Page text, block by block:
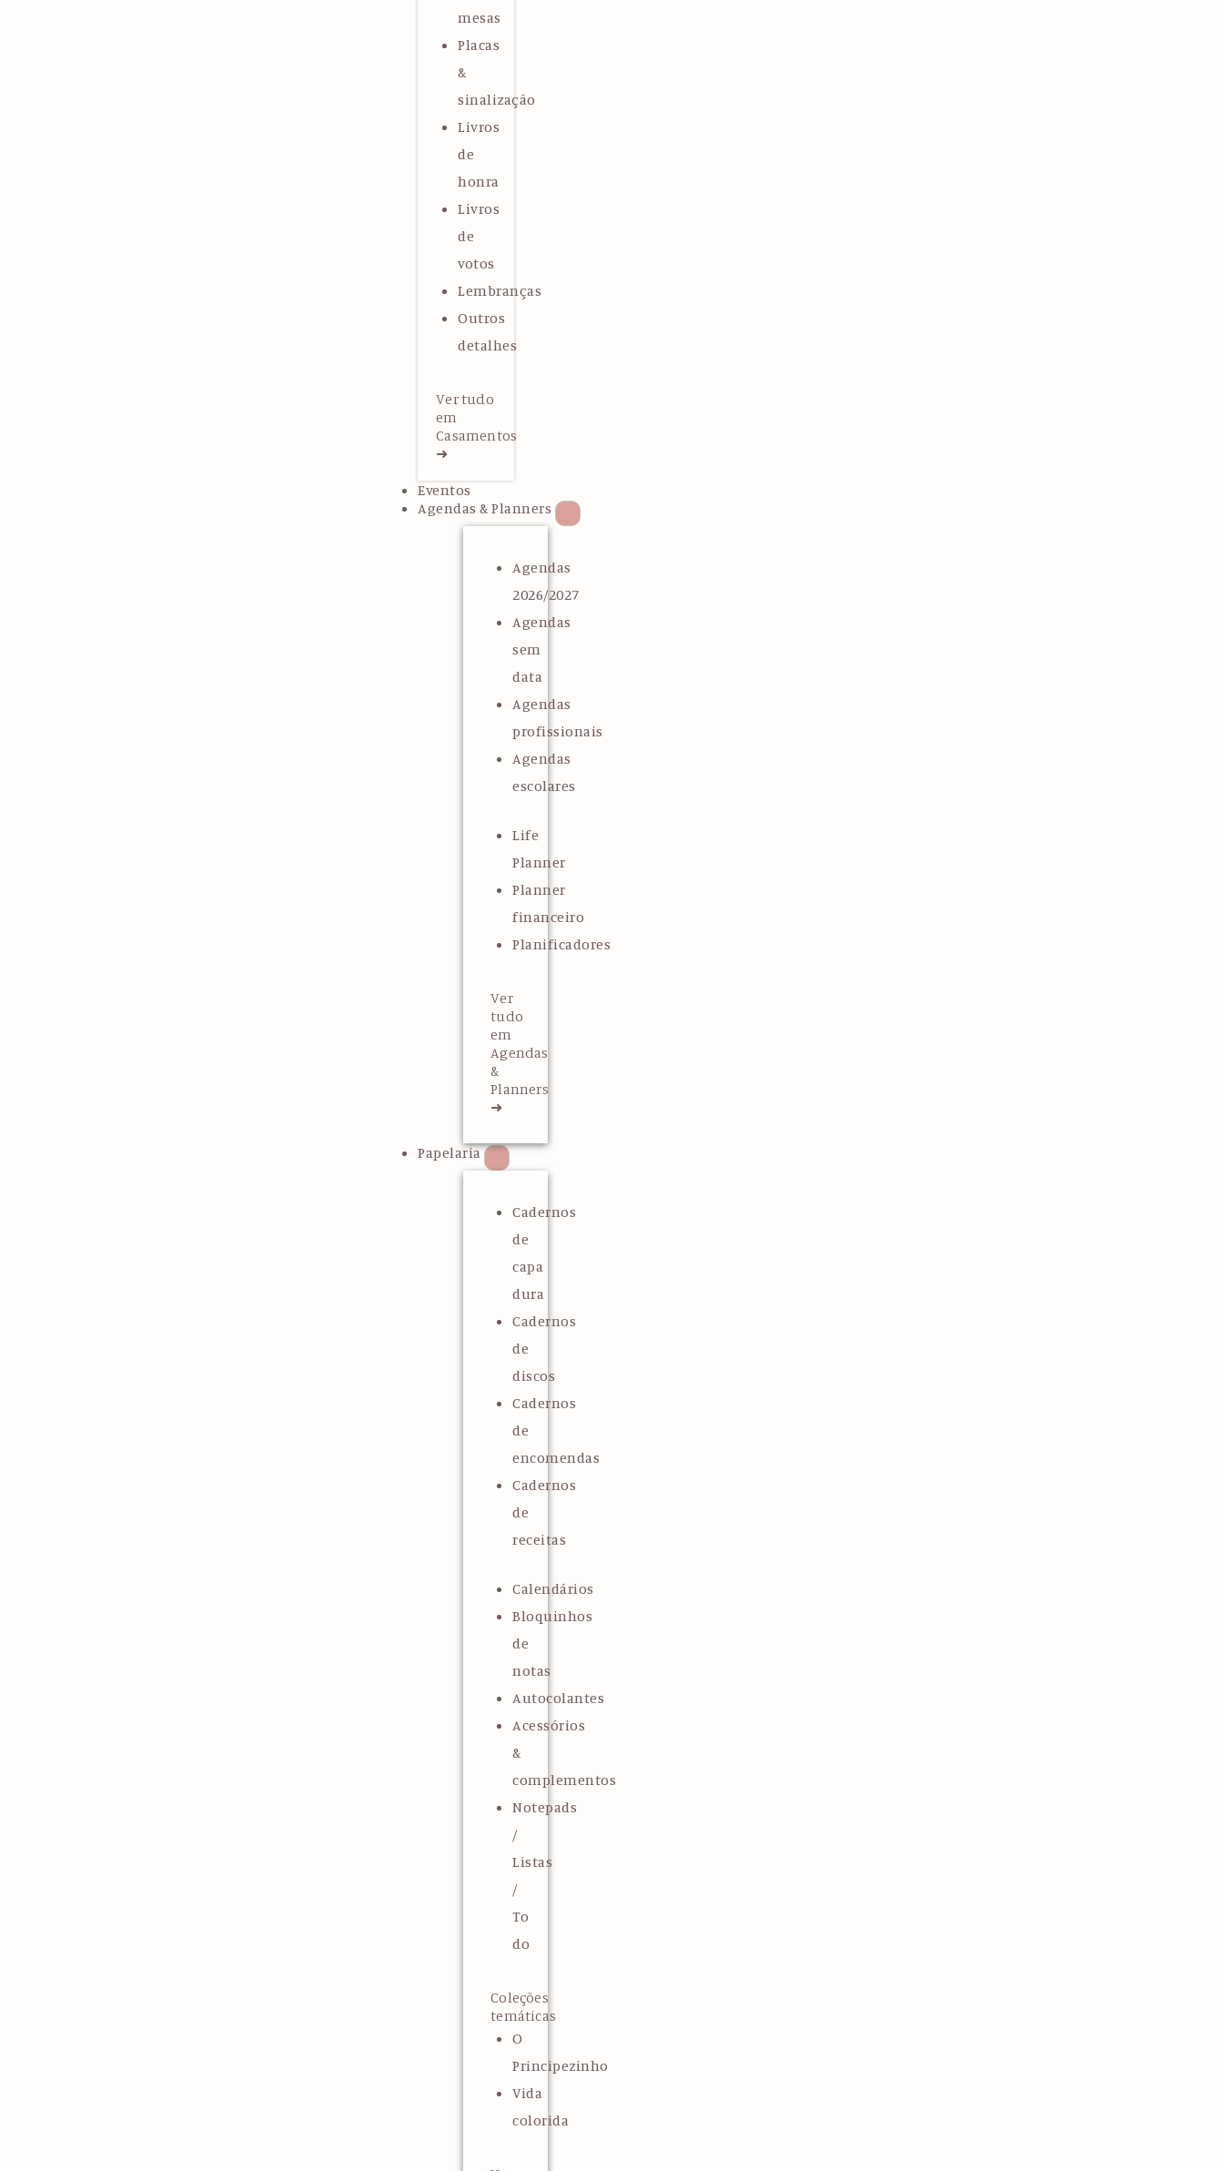
mesas
Placas
&
sinalização
Livros
de
honra
Livros
de
votos
Lembranças
Outros
detalhes
Ver tudo
em
Casamentos
➜
Eventos
Agendas & Planners
Agendas
2026/2027
Agendas
sem
data
Agendas
profissionais
Agendas
escolares
Life
Planner
Planner
financeiro
Planificadores
Ver
tudo
em
Agendas
&
Planners
➜
Papelaria
Cadernos
de
capa
dura
Cadernos
de
discos
Cadernos
de
encomendas
Cadernos
de
receitas
Calendários
Bloquinhos
de
notas
Autocolantes
Acessórios
&
complementos
Notepads
/
Listas
/
To
do
Coleções
temáticas
O
Principezinho
Vida
colorida